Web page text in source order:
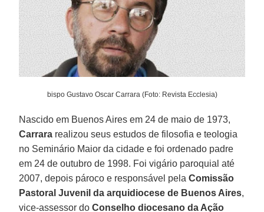
bispo Gustavo Oscar Carrara (Foto: Revista Ecclesia)
Nascido em Buenos Aires em 24 de maio de 1973,
Carrara realizou seus estudos de filosofia e teologia
no Seminário Maior da cidade e foi ordenado padre
em 24 de outubro de 1998. Foi vigário paroquial até
2007, depois pároco e responsável pelaComissão
Pastoral Juvenil da arquidiocese de Buenos Aires,
vice-assessor doConselho diocesano da Ação